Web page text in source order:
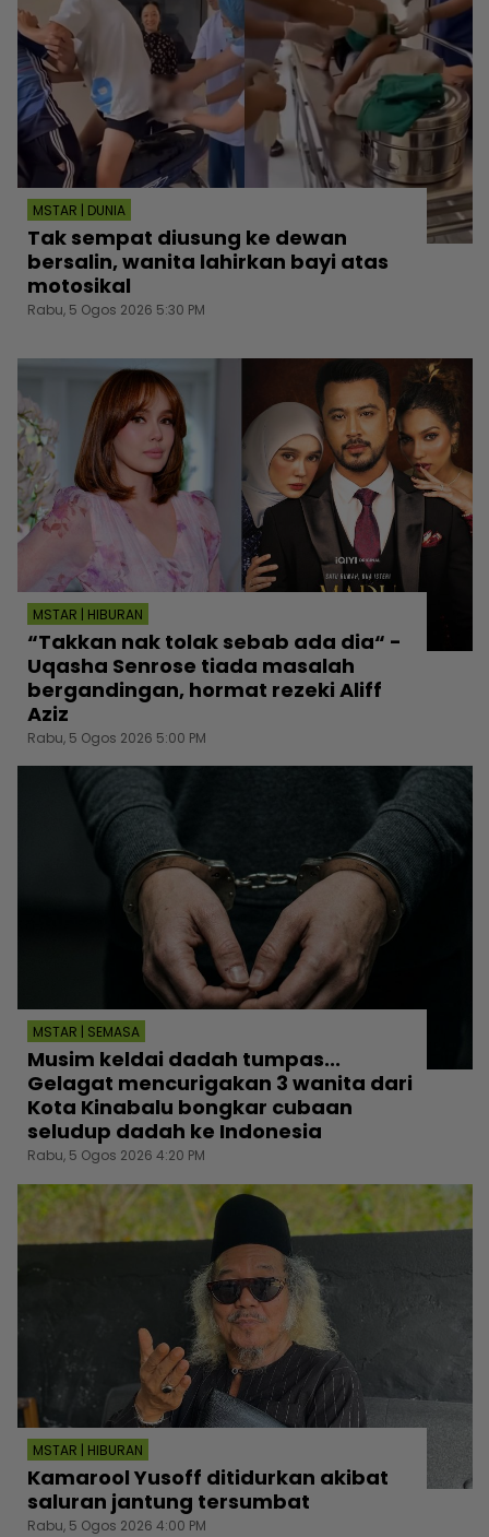
MSTAR | DUNIA
Tak sempat diusung ke dewan
bersalin, wanita lahirkan bayi atas
motosikal
Rabu, 5 Ogos 2026 5:30 PM
MSTAR | HIBURAN
“Takkan nak tolak sebab ada dia“ -
Uqasha Senrose tiada masalah
bergandingan, hormat rezeki Aliff
Aziz
Rabu, 5 Ogos 2026 5:00 PM
MSTAR | SEMASA
Musim keldai dadah tumpas...
Gelagat mencurigakan 3 wanita dari
Kota Kinabalu bongkar cubaan
seludup dadah ke Indonesia
Rabu, 5 Ogos 2026 4:20 PM
MSTAR | HIBURAN
Kamarool Yusoff ditidurkan akibat
saluran jantung tersumbat
Rabu, 5 Ogos 2026 4:00 PM